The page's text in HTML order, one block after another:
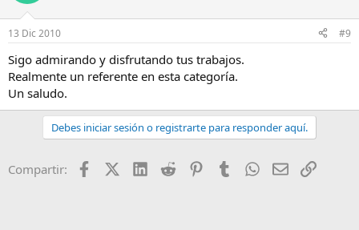
13 Dic 2010 #9
Sigo admirando y disfrutando tus trabajos.
Realmente un referente en esta categoría.
Un saludo.
Debes iniciar sesión o registrarte para responder aquí.
Compartir: FacebookX (Twitter)
LinkedIn
Reddit PinterestTumblr WhatsApp
EmailEnlace